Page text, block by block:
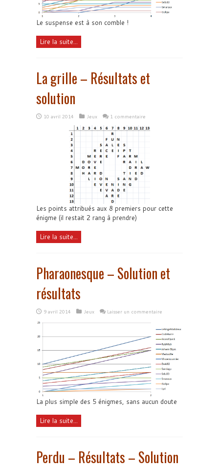
Le suspense est à son comble !
Lire la suite...
La grille – Résultats et
solution
10 avril 2014 Jeux 1 commentaire
Les points attribués aux 8 premiers pour cette
énigme (il restait 2 rang à prendre)
Lire la suite...
Pharaonesque – Solution et
résultats
9 avril 2014 Jeux Laisser un commentaire
La plus simple des 5 énigmes, sans aucun doute
Lire la suite...
Perdu – Résultats – Solution